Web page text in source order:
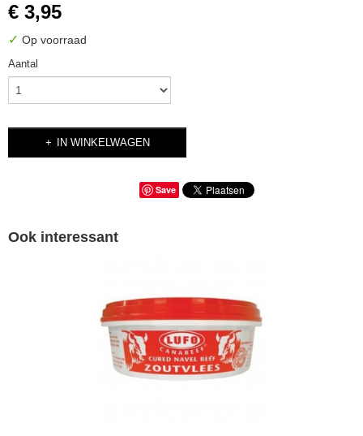
€ 3,95
✓ Op voorraad
Aantal
IN WINKELWAGEN
Save
Ook interessant